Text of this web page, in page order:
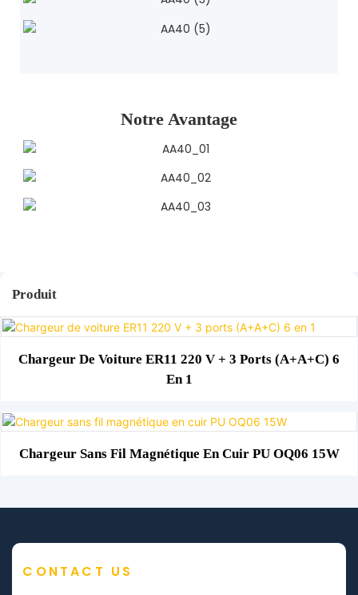
Notre Avantage
Produit
Chargeur De Voiture ER11 220 V + 3 Ports (A+A+C) 6
En 1
Chargeur Sans Fil Magnétique En Cuir PU OQ06 15W
CONTACT US